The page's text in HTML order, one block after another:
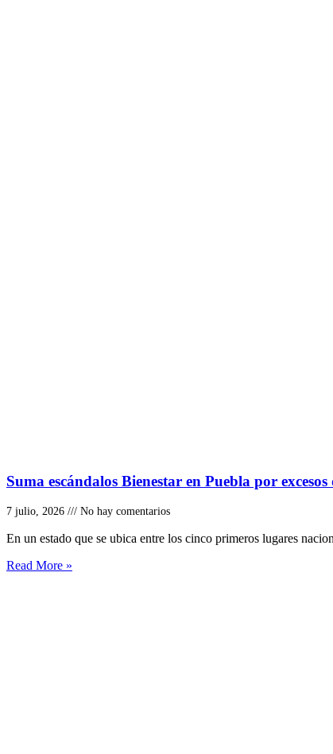
Suma escándalos Bienestar en Puebla por
7 julio, 2026 No hay comentarios
En un estado que se ubica entre los cinco primeros lugares
Read More »